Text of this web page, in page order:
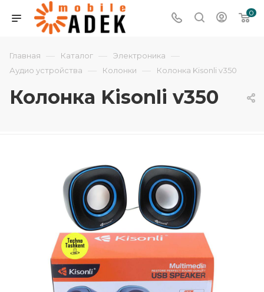
0
Главная — Каталог — Электроника —
Аудио устройства — Колонки — Колонка Kisonli v350
Колонка Kisonli v350